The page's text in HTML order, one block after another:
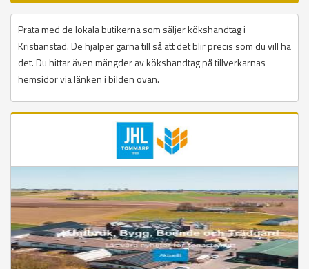
Prata med de lokala butikerna som säljer kökshandtag i
Kristianstad. De hjälper gärna till så att det blir precis som du vill ha
det. Du hittar även mängder av kökshandtag på tillverkarnas
hemsidor via länken i bilden ovan.